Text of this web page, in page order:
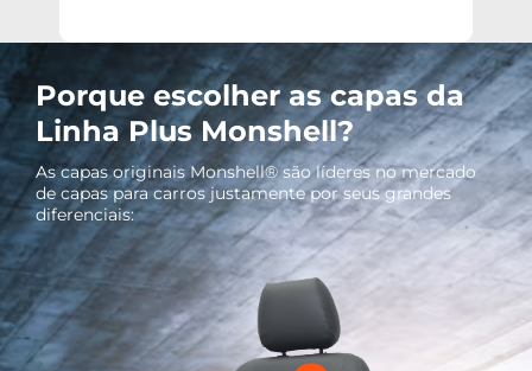
Porque escolher as capas da
Linha Plus Monshell?
As capas originais Monshell® são líderes no mercado
de capas para carros justamente por seus grandes
diferenciais: